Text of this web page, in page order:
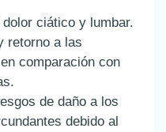
ciático y lumbar.
retorno a las
comparación con
de daño a los
debido al